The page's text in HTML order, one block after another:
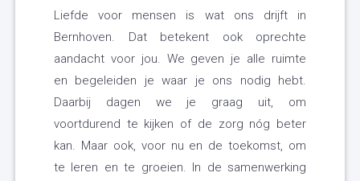
Liefde voor mensen is wat ons drijft in
Bernhoven. Dat betekent ook oprechte
aandacht voor jou. We geven je alle ruimte
en begeleiden je waar je ons nodig hebt.
Daarbij dagen we je graag uit, om
voortdurend te kijken of de zorg nóg beter
kan. Maar ook, voor nu en de toekomst, om
te leren en te groeien. In de samenwerking